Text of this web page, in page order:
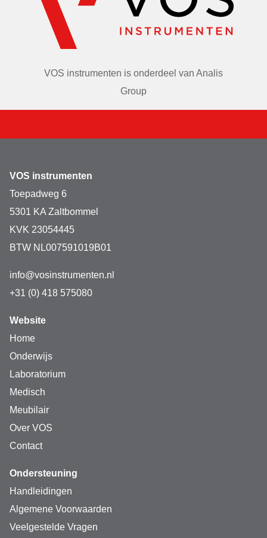
VOS instrumenten is onderdeel van Analis
Group
VOS instrumenten
Toepadweg 6
5301 KA Zaltbommel
KVK 23054445
BTW NL007591019B01
info@vosinstrumenten.nl
+31 (0) 418 575080
Website
Home
Onderwijs
Laboratorium
Medisch
Meubilair
Over VOS
Contact
Ondersteuning
Handleidingen
Algemene Voorwaarden
Veelgestelde Vragen